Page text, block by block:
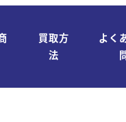
買取方
法
よく